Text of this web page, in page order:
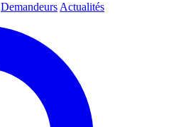
Demandeurs Actualités